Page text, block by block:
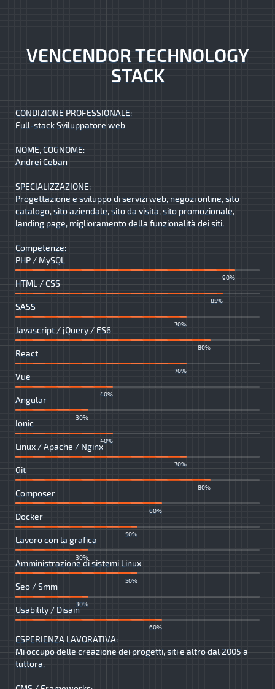
VENCENDOR TECHNOLOGY
STACK
CONDIZIONE PROFESSIONALE:
Full-stack Sviluppatore web
NOME, COGNOME:
Andrei Ceban
SPECIALIZZAZIONE:
Progettazione e sviluppo di servizi web, negozi online, sito
catalogo, sito aziendale, sito da visita, sito promozionale,
landing page, miglioramento della funzionalità dei siti.
Competenze:
PHP / MySQL
90%
HTML / CSS
85%
SASS
70%
Javascript / jQuery / ES6
80%
React
70%
Vue
40%
Angular
30%
Ionic
40%
Linux / Apache / Nginx
70%
Git
80%
Composer
60%
Docker
50%
Lavoro con la grafica
30%
Amministrazione di sistemi Linux
50%
Seo / Smm
30%
Usability / Disain
60%
ESPERIENZA LAVORATIVA:
Mi occupo delle creazione dei progetti, siti e altro dal 2005 a
tuttora.